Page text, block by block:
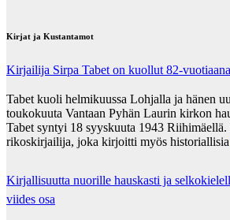
Kirjat ja Kustantamot
Kirjailija Sirpa Tabet on kuollut 82-vuotiaana
Tabet kuoli helmikuussa Lohjalla ja hänen
toukokuuta Vantaan Pyhän Laurin kirkon
Tabet syntyi 18 syyskuuta 1943
rikoskirjailija, joka kirjoitti myös historiallisia
Kirjallisuutta nuorille hauskasti ja
viides osa